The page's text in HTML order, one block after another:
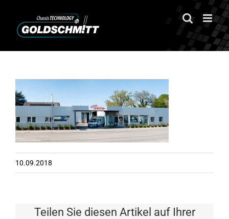
Inhalt
10.09.2018
Teilen Sie diesen Artikel auf Ihrer